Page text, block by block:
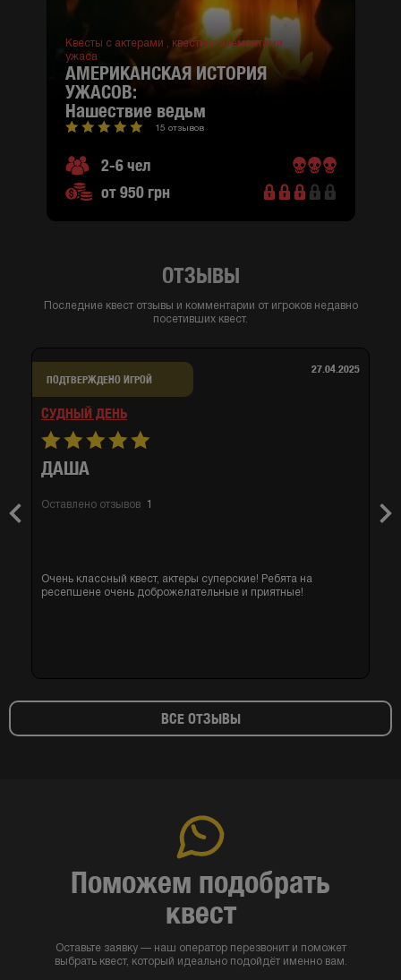
Квесты с актерами , квесты с элементами
ужаса
АМЕРИКАНСКАЯ ИСТОРИЯ
УЖАСОВ:
нашествие ведьм
15 отзывов
2-6 чел
от 950 грн
ОТЗЫВЫ
Последние квест отзывы и комментарии от игроков недавно
посетивших квест.
Previous
СУДНЫЙ ДЕНЬ
ДАША
Оставлено отзывов
27.04.2025
Очень классный квест, актеры суперские! Ребята на
ресепшене очень доброжелательные и приятные!
ПОДТВЕРЖДЕНО ИГРОЙ
ВСЕ ОТЗЫВЫ
Поможем подобрать
квест
Оставьте заявку — наш оператор перезвонит и поможет
выбрать квест, который идеально подойдёт именно вам.